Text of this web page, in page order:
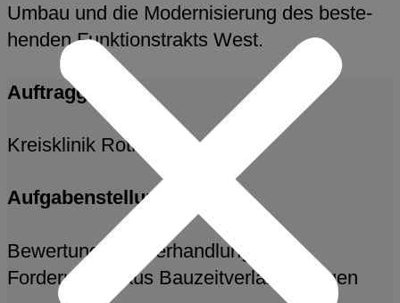
Umbau und die Moder­ni­sierung des beste­
henden Funkti­ons­trakts West.
Auftraggeber
Kreisklinik Roth
Aufgabenstellung
Bewertung und Verhandlung von
Forderungen aus Bauzeitverlängerungen